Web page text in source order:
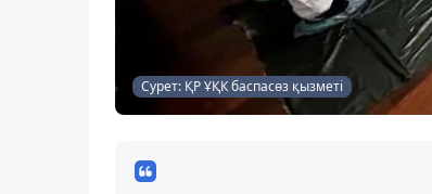
Сурет: ҚР ҰҚК баспасөз қызметі